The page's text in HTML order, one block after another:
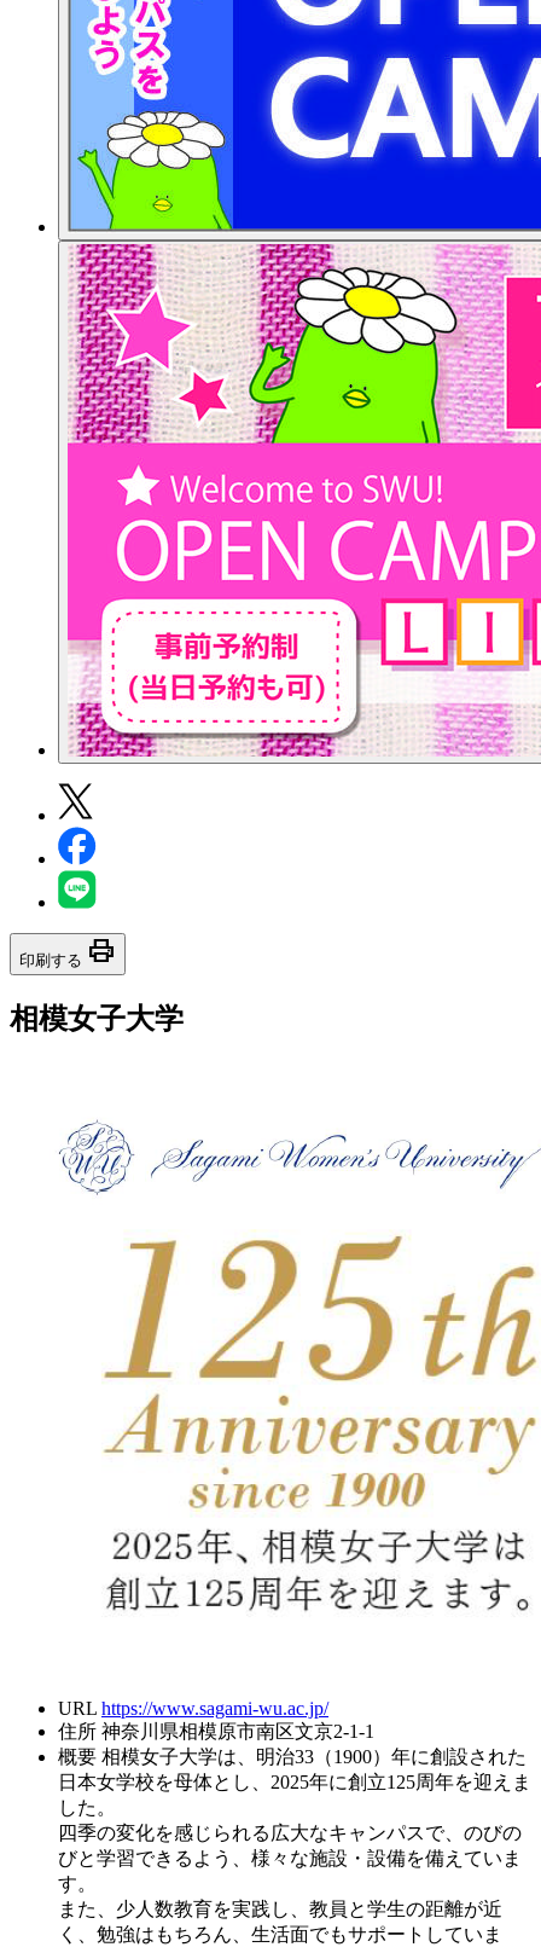
印刷する print
相模女子大学
URL https://www.sagami-wu.ac.jp/
住所 神奈川県相模原市南区文京2-1-1
概要 相模女子大学は、明治33（1900）年に創設された
日本女学校を母体とし、2025年に創立125周年を迎えま
した。
四季の変化を感じられる広大なキャンパスで、のびの
びと学習できるよう、様々な施設・設備を備えていま
す。
また、少人数教育を実践し、教員と学生の距離が近
く、勉強はもちろん、生活面でもサポートしていま